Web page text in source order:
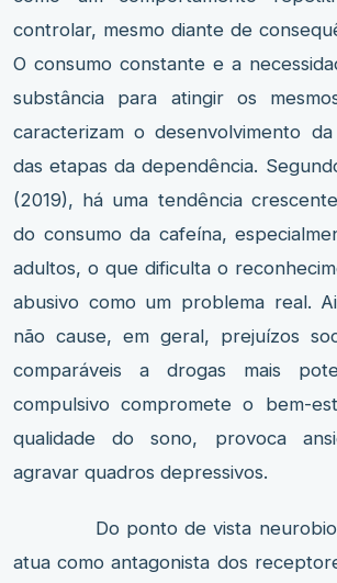
controlar, mesmo diante de
O consumo constante e a
substância para atingir os
caracterizam o desenvolvimento
das etapas da dependência.
(2019), há uma tendência
do consumo da cafeína,
adultos, o que dificulta o
abusivo como um problema real.
não cause, em geral, prejuízos
comparáveis a drogas mais
compulsivo compromete o bem-
qualidade do sono, provoca
agravar quadros depressivos.
Do ponto de vista
atua como antagonista dos